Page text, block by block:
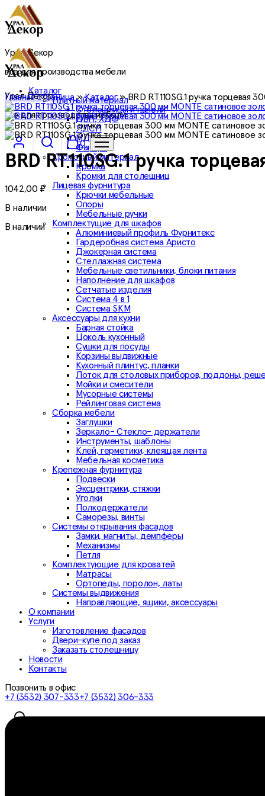
Урал Декор
все для производства мебели
Каталог
Плитный материал
Столешницы и панели
ДВП, ХДФ
ЛДСП
МДФ
Фанера
Кромочный материал
Кромка
Кромки для столешниц
Лицевая фурнитура
Крючки мебельные
Опоры
Мебельные ручки
Комплектущие для шкафов
Алюминиевый профиль Фурнитекс
Гардеробная система Аристо
Джокерная система
Стеллажная система
Мебельные светильники, блоки питания
Наполнение для шкафов
Сетчатые изделия
Система 4 в 1
Система SKM
Аксессуары для кухни
Барная стойка
Цоколь кухонный
Сушки для посуды
Корзины выдвижные
Кухонный плинтус, планки
Лоток для столовых приборов, поддоны,
Мойки и смесители
Мусорные системы
Рейлинговая система
Сборка мебели
Заглушки
Зеркало- Стекло- держатели
Инструменты, шаблоны
Клей, герметики, клеящая лента
Мебельная косметика
Крепежная фурнитура
Подвески
Эксцентрики, стяжки
Уголки
Полкодержатели
Саморезы, винты
Системы открывания фасадов
Замки, магниты, демпферы
Механизмы
Петля
Комплектующие для кроватей
Матрасы
Ортопеды, поролон, латы
Системы выдвижения
Направляющие, ящики, аксессуары
О компании
Услуги
Изготовление фасадов
Двери-купе под заказ
Заказать столешницу
Новости
Контакты
Позвонить в офис
+7 (3532) 307-333+7 (3532) 306-333
Урал Декор
все для производства мебели
0
Главная страница»Каталог»BRD RT110SG.1 ручка торцевая
BRD RT110SG.1 ручка
1042,00 ₽
В наличии
В наличии